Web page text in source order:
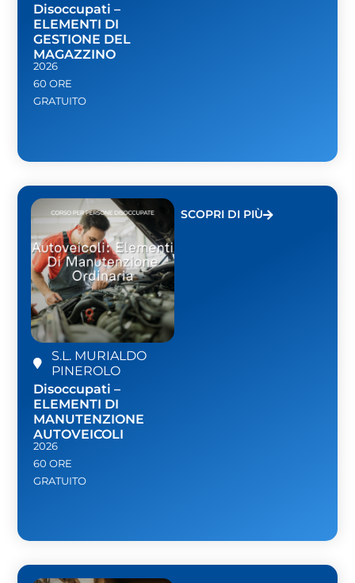
Disoccupati –
ELEMENTI DI
GESTIONE DEL
MAGAZZINO
2026
60 ORE
GRATUITO
S.L. MURIALDO
PINEROLO
Disoccupati –
ELEMENTI DI
MANUTENZIONE
AUTOVEICOLI
2026
60 ORE
GRATUITO
SCOPRI DI PIÙ